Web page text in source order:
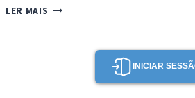
LER MAIS LOMBINHOS
INICIAR